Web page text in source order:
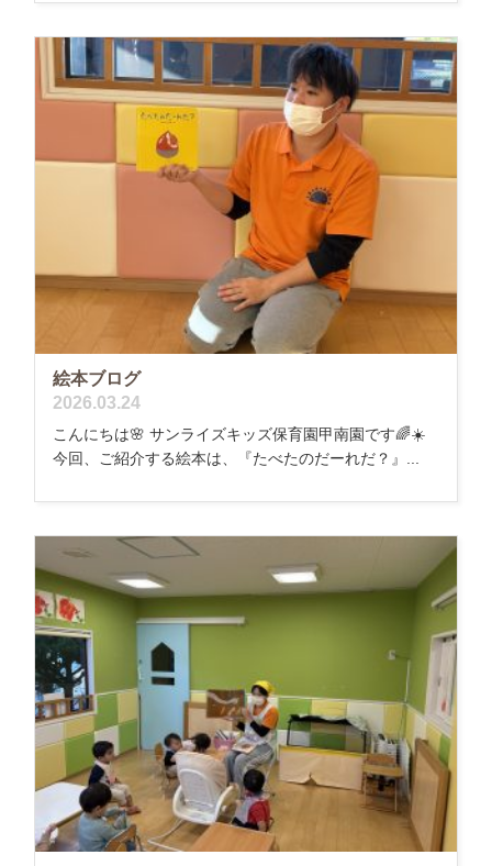
絵本ブログ
2026.03.24
こんにちは🌸 サンライズキッズ保育園甲南園です🌈☀️
今回、ご紹介する絵本は、『たべたのだーれだ？』...